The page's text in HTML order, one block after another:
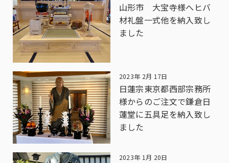
山形市 大宝寺様へヒバ
材礼盤一式他を納入致し
ました
2023年 2月 17日
日蓮宗東京都西部宗務所
様からのご注文で鎌倉日
蓮堂に五具足を納入致し
ました
2023年 1月 20日